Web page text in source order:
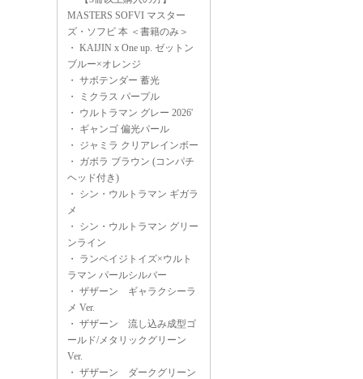
MASTERS SOFVI マスター
ズ・ソフビ 本 ＜書籍のみ＞
・ KAIJIN x One up. ゼットン
ブルー×オレンジ
・ サボテンダー 蓄光
・
ミクラス パープル
・ ウルトラマン グレー 2026'
・ ギャンゴ 偏光パール
・ ジャミラ クリアレインボー
・ ガボラ ブラウン (コンパチ
ヘッド付き)
・ シン・ウルトラマン ギガラ
メ
・ シン・ウルトラマン グリー
ンライン
・ ランペイジトイズ×ウルト
ラマン パールシルバー
・ ザザーン ギャラクシーラ
メ Ver.
・ ザザーン 流し込み成型ゴ
ールド/メタリックグリーン
Ver.
・ ザザーン ダークグリーン